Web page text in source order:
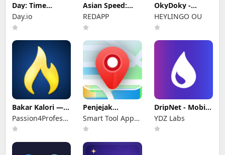
Day: Time
Tracker & Shifts
Day.io
Asian Speed:
Multiplayer City
REDAPP
OkyDoky -
Kursus Bahasa
HEYLINGO OU
Bakar Kalori —
Turun Berat
Badan
Passion4Profession
Apps
Penjejak
Nombor Mudah
Alih
Smart Tool Apps
Tech
DripNet - Mobile
Data Saver
YDZ Labs